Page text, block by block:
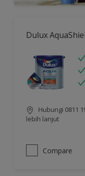
Dulux
Hubungi 0811
lebih lanjut
Compare